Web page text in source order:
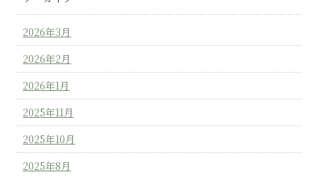
2026年3月
2026年2月
2026年1月
2025年11月
2025年10月
2025年8月